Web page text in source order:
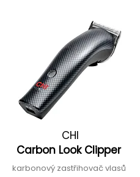
CHI
Carbon Look Clipper
karbonový zastřihovač vlasů